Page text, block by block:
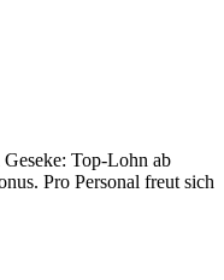
Top-Lohn ab
Pro Personal freut sich